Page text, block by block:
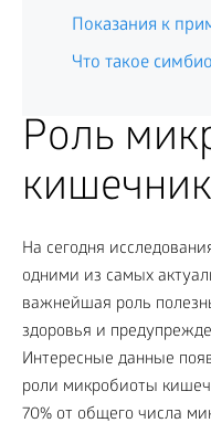
Показания к
Что такое
Роль
На сегодня
одними из самых
важнейшая роль
здоровья и
Интересные данные
роли микробиоты
70% от общего числа